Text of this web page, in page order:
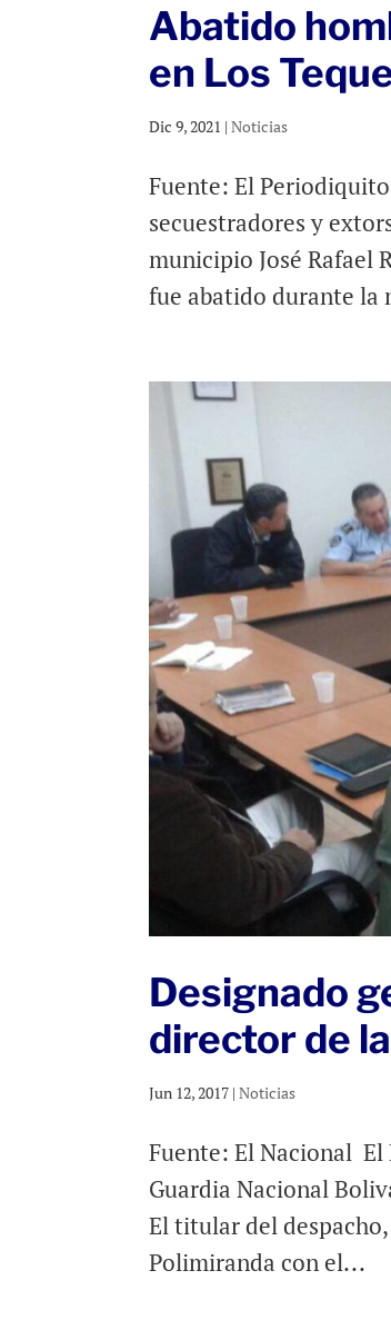
Abatido
en Los
Dic 9, 2021 |Noticias
Fuente: El
secuestradores y
municipio José Rafael
fue abatido durante la
Designado
director de
Jun 12, 2017 |Noticias
Fuente: El Nacional
Guardia Nacional
El titular del
Polimiranda con el...